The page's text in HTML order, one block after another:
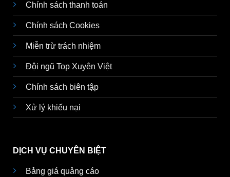
Chính sách thanh toán
Chính sách Cookies
Miễn trừ trách nhiệm
Đội ngũ Top Xuyên Việt
Chính sách biên tập
Xử lý khiếu nại
DỊCH VỤ CHUYÊN BIỆT
Bảng giá quảng cáo